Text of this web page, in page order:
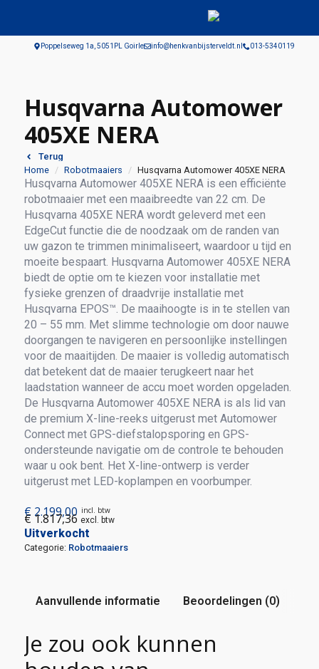
Poppelseweg 1a, 5051PL Goirle info@henkvanbijsterveldt.nl 013-5340119
Husqvarna Automower
405XE NERA
Terug
Home
Robotmaaiers Husqvarna Automower 405XE NERA
Husqvarna Automower 405XE NERA is een efficiënte
robotmaaier met een maaibreedte van 22 cm. De
Husqvarna 405XE NERA wordt geleverd met een
EdgeCut functie die de noodzaak om de randen van
uw gazon te trimmen minimaliseert, waardoor u tijd en
moeite bespaart. Husqvarna Automower 405XE NERA
biedt de optie om te kiezen voor installatie met
fysieke grenzen of draadvrije installatie met
Husqvarna EPOS™. De maaihoogte is in te stellen van
20 – 55 mm. Met slimme technologie om door nauwe
doorgangen te navigeren en persoonlijke instellingen
voor de maaitijden. De maaier is volledig automatisch
dat betekent dat de maaier terugkeert naar het
laadstation wanneer de accu moet worden opgeladen.
De Husqvarna Automower 405XE NERA is als lid van
de premium X-line-reeks uitgerust met Automower
Connect met GPS-diefstalopsporing en GPS-
ondersteunde navigatie om de controle te behouden
waar u ook bent. Het X-line-ontwerp is verder
uitgerust met LED-koplampen en voorbumper.
€2.199,00 incl. btw
€ 1.817,36 excl. btw
Uitverkocht
Categorie: Robotmaaiers
Aanvullende informatie Beoordelingen (0)
Je zou ook kunnen